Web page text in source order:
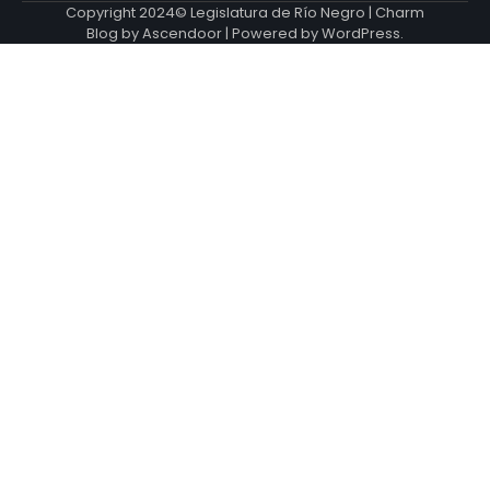
Copyright 2024© Legislatura de Río Negro | Charm
Blog byAscendoor| Powered byWordPress.